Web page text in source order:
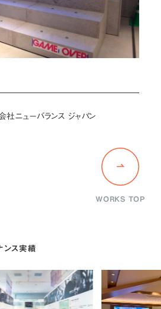
社ニューバランス ジャパン
WORKS TOP
ンス実績